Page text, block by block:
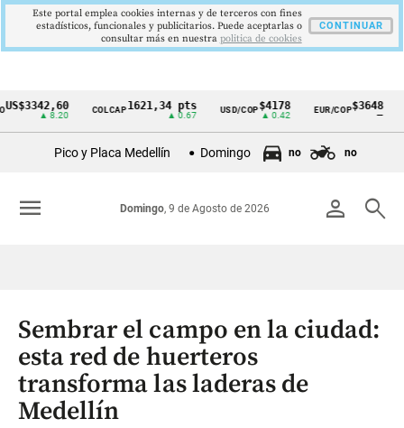
Cintillo
Colombia
COLCAP1621,34 pts USD/COP$4178
▲ 0.42
EUR/COP$3648
—
Pico y Placa Medellín Domingo no no
person search
Domingo, 9 de Agosto de 2026
menu
Sembrar el campo en la ciudad:
esta red de huerteros
transforma las laderas de
Medellín
Este portal emplea cookies internas y de terceros con fines
estadísticos, funcionales y publicitarios. Puede aceptarlas o
consultar más en nuestra politica de cookies
CONTINUAR